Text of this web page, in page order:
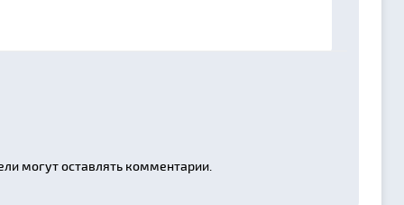
могут оставлять комментарии.